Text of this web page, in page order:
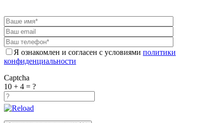
Я ознакомлен и согласен с условиями политики
конфиденциальности
Captcha
10 + 4 = ?